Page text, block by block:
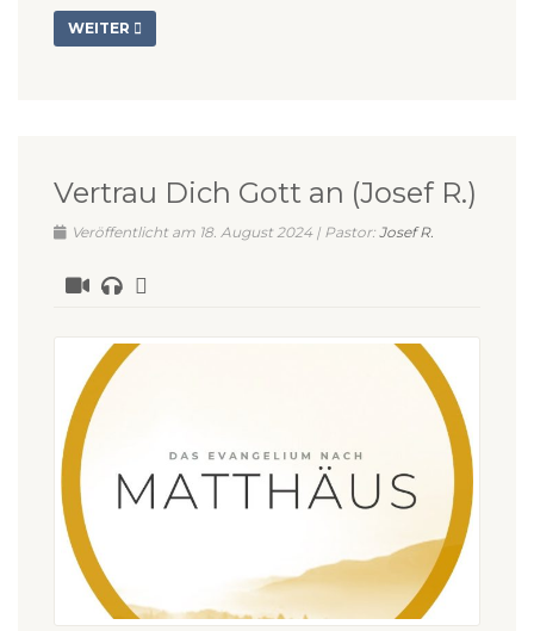
WEITER
Vertrau Dich Gott an (Josef R.)
Veröffentlicht am 18. August 2024 | Pastor: Josef R.